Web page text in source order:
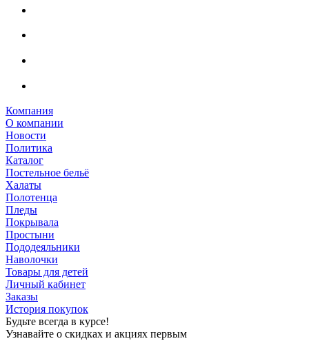
Компания
О компании
Новости
Политика
Каталог
Постельное бельё
Халаты
Полотенца
Пледы
Покрывала
Простыни
Пододеяльники
Наволочки
Товары для детей
Личный кабинет
Заказы
История покупок
Будьте всегда в курсе!
Узнавайте о скидках и акциях первым